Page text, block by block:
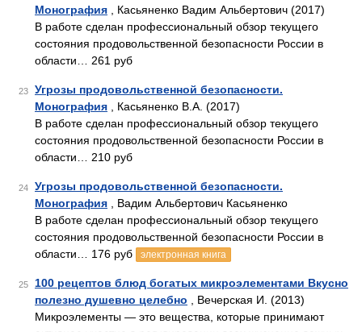
Монография , Касьяненко Вадим Альбертович (2017)
В работе сделан профессиональный обзор текущего
состояния продовольственной безопасности России в
области… 261 руб
23
Угрозы продовольственной безопасности.
Монография , Касьяненко В.А. (2017)
В работе сделан профессиональный обзор текущего
состояния продовольственной безопасности России в
области… 210 руб
24
Угрозы продовольственной безопасности.
Монография , Вадим Альбертович Касьяненко
В работе сделан профессиональный обзор текущего
состояния продовольственной безопасности России в
области… 176 руб
электронная книга
25
100 рецептов блюд богатых микроэлементами Вкусно
полезно душевно целебно , Вечерская И. (2013)
Микроэлементы — это вещества, которые принимают